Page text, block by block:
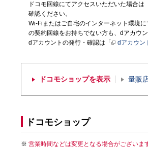
ドコモ回線にてアクセスいただいた場合
確認ください。
Wi-Fiまたはご自宅のインターネット環境
の契約回線をお持ちでない方も、dアカウ
dアカウントの発行・確認は「
dアカウン
ドコモショップを表示 量販
ドコモショップ
営業時間などは変更となる場合がございま